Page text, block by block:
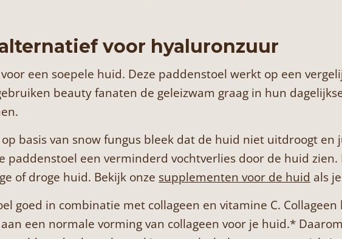
voor hyaluronzuur
een soepele huid. Deze paddenstoel werkt op een
beauty fanaten de geleizwam graag in hun
basis van snow fungus bleek dat de huid niet uitdroogt en
een verminderd vochtverlies door de huid
of droge huid. Bekijk onze supplementen voor de huid als
goed in combinatie met collageen en vitamine C.
een normale vorming van collageen voor je huid.*